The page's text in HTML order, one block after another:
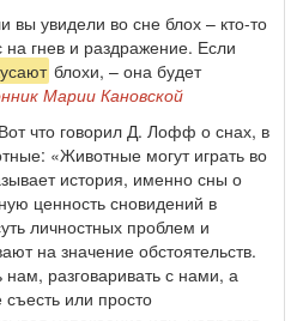
вы увидели во сне блох – кто-то
на гнев и раздражение. Если
блохи, – она будет
Марии Кановской
что говорил Д. Лофф о снах, в
«Животные могут играть во
история, именно сны о
ценность сновидений в
личностных проблем и
на значение обстоятельств.
разговаривать с нами, а
или просто